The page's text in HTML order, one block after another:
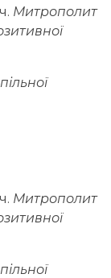
Митрополит
Митрополит